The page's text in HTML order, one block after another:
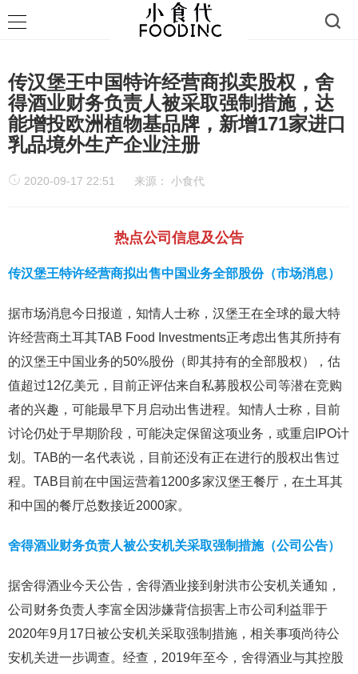
传汉堡王中国特许经营商拟卖股权，舍
得酒业财务负责人被采取强制措施，达
能增投欧洲植物基品牌，新增171家进口
乳品境外生产企业注册
2020-09-17 22:51 来源： 小食代
热点公司信息及公告
传汉堡王特许经营商拟出售中国业务全部股份（市场消息）
据市场消息今日报道，知情人士称，汉堡王在全球的最大特
许经营商土耳其TAB Food Investments正考虑出售其所持有
的汉堡王中国业务的50%股份（即其持有的全部股权），估
值超过12亿美元，目前正评估来自私募股权公司等潜在竞购
者的兴趣，可能最早下月启动出售进程。知情人士称，目前
讨论仍处于早期阶段，可能决定保留这项业务，或重启IPO计
划。TAB的一名代表说，目前还没有正在进行的股权出售过
程。TAB目前在中国运营着1200多家汉堡王餐厅，在土耳其
和中国的餐厅总数接近2000家。
舍得酒业财务负责人被公安机关采取强制措施（公司公告）
据舍得酒业今天公告，舍得酒业接到射洪市公安机关通知，
公司财务负责人李富全因涉嫌背信损害上市公司利益罪于
2020年9月17日被公安机关采取强制措施，相关事项尚待公
安机关进一步调查。经查，2019年至今，舍得酒业与其控股